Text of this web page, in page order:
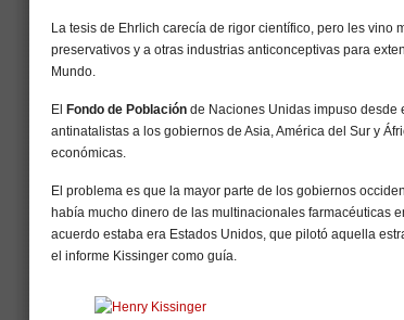
La tesis de Ehrlich carecía de rigor científico, pero les vino
preservativos y a otras industrias anticonceptivas para
Mundo.
El Fondo de Población de Naciones Unidas impuso desde
antinatalistas a los gobiernos de Asia, América del Sur y
económicas.
El problema es que la mayor parte de los gobiernos
había mucho dinero de las multinacionales farmacéuticas
acuerdo estaba era Estados Unidos, que pilotó aquella
el informe Kissinger como guía.